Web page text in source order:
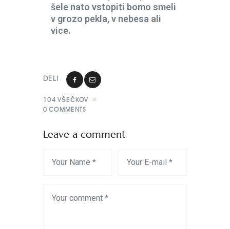
šele nato vstopiti bomo smeli
v grozo pekla, v nebesa ali
vice.
DELI
104 VŠEČKOV
0 COMMENTS
Leave a comment